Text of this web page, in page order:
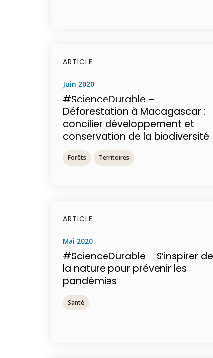
ARTICLE
juin 2020
#ScienceDurable –
Déforestation à Madagascar :
concilier développement et
conservation de la biodiversité
Forêts Territoires
ARTICLE
mai 2020
#ScienceDurable – S’inspirer de
la nature pour prévenir les
pandémies
Santé